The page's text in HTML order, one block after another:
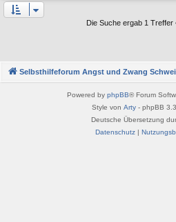
Die Suche ergab 1 Treffer
Selbsthilfeforum Angst und Zwang
Powered by phpBB® Forum
Style von Arty - phpBB
Deutsche Übersetzung
Datenschutz|